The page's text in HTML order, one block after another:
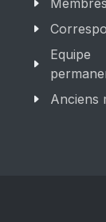
Membres
Equipe
Anciens